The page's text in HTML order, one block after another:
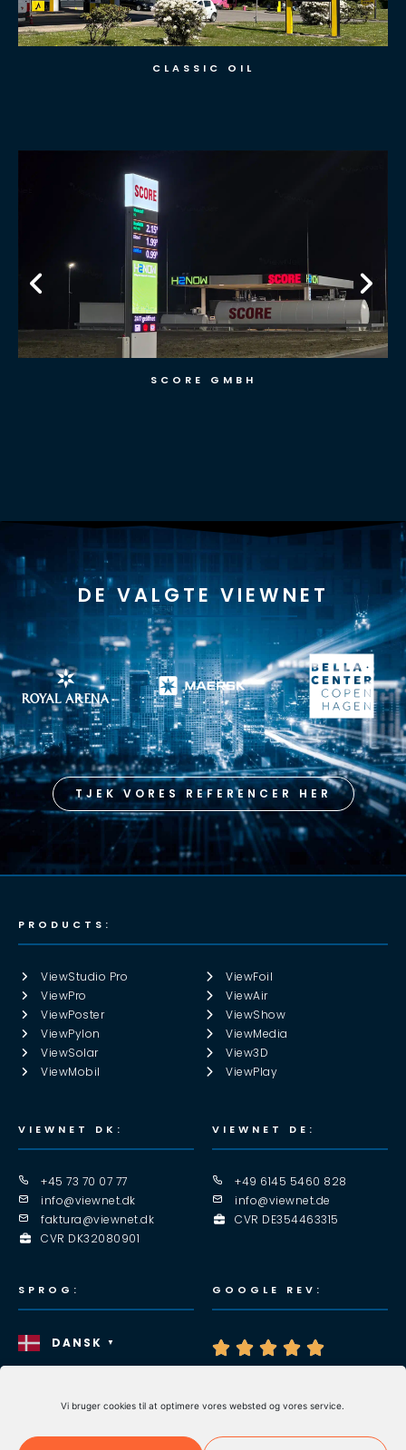
Vi bruger cookies til at optimere vores websted og vores service.
SCORE GMBH
DE VALGTE VIEWNET
TJEK VORES REFERENCER HER
PRODUCTS:
ViewStudio Pro
ViewPro
ViewPoster
ViewPylon
ViewSolar
ViewMobil
ViewFoil
ViewAir
ViewShow
ViewMedia
View3D
ViewPlay
VIEWNET DK:
+45 73 70 07 77
info@viewnet.dk
faktura@viewnet.dk
CVR DK32080901
SPROG:
DANSK ▼
VIEWNET DE:
+49 6145 5460 828
info@viewnet.de
CVR DE354463315
GOOGLE REV:
    
HandelsbetingelserViewNet dooh it!